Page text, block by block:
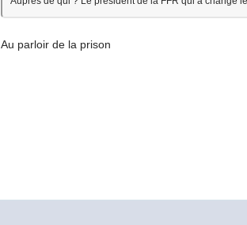
Au parloir de la prison